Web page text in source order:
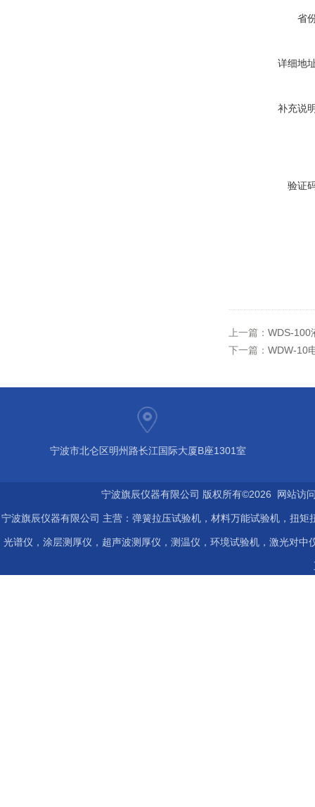
省
详细地
补充说
验证
上一篇： WDS-100
下一篇： WDW-10
宁波市北仑区明州路长江国际大厦B座1301室
宁波旗辰仪器有限公司 版权所有©2026 网站
宁波旗辰仪器有限公司 主营：弹簧拉压试验机，材料万能试验机，扭
光谱仪，涂层测厚仪，超声波测厚仪，测温仪，环境试验机，激光对